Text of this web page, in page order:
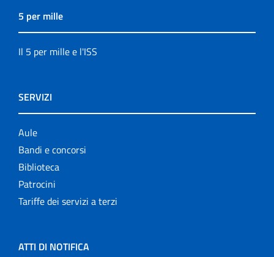
5 per mille
Il 5 per mille e l'ISS
SERVIZI
Aule
Bandi e concorsi
Biblioteca
Patrocini
Tariffe dei servizi a terzi
ATTI DI NOTIFICA